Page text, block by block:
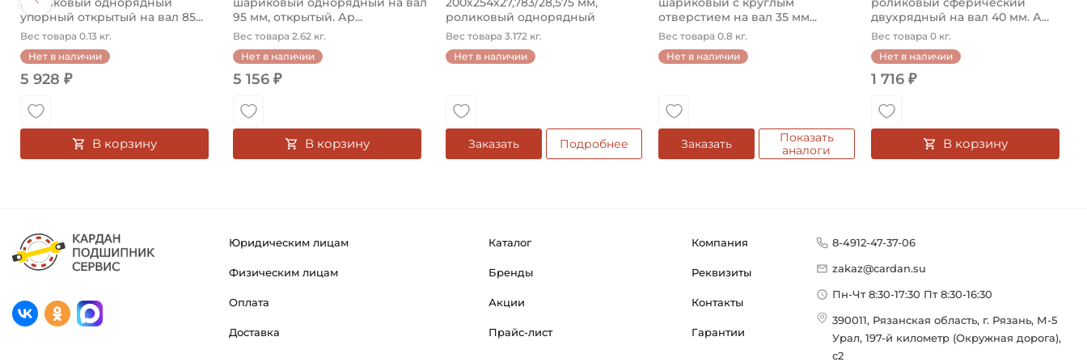
упорный открытый на вал 85...
Вес товара 0.13 кг.
Нет в наличии
5 928 ₽
В корзину
95 мм, открытый. Ар...
Вес товара 2.62 кг.
Нет в наличии
5 156 ₽
В корзину
роликовый однорядный
конический на ...
Вес товара 3.172 кг.
Нет в наличии
Заказать Подробнее
отверстием на вал 35 мм...
Вес товара 0.8 кг.
Нет в наличии
Заказать
Показать
аналоги
двухрядный на вал 40 мм. А...
Вес товара 0 кг.
Нет в наличии
1 716 ₽
В корзину
Юридическим лицам
Физическим лицам
Оплата
Доставка
Каталог
Бренды
Акции
Прайс-лист
Компания
Реквизиты
Контакты
Гарантии
8-4912-47-37-06
zakaz@cardan.su
Пн-Чт 8:30-17:30 Пт 8:30-16:30
390011, Рязанская область, г. Рязань, М-5
Урал, 197-й километр (Окружная дорога),
с2